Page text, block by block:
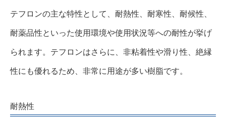
テフロンの主な特性として、耐熱性、耐寒性、耐候性、
耐薬品性といった使用環境や使用状況等への耐性が挙げ
られます。テフロンはさらに、非粘着性や滑り性、絶縁
性にも優れるため、非常に用途が多い樹脂です。
耐熱性